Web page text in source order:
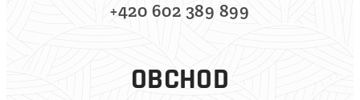
+420 602 389 899
OBCHOD